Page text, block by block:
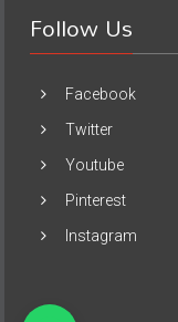
Follow Us
Facebook
Twitter
Youtube
Pinterest
Instagram